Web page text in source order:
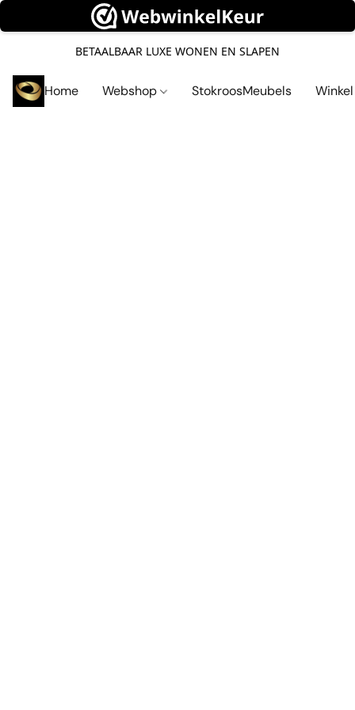
BETAALBAAR LUXE WONEN EN SLAPEN
Home Webshop StokroosMeubels